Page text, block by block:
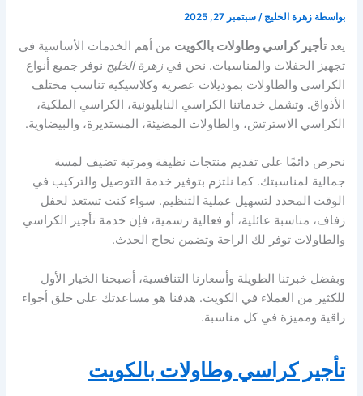
بواسطة زهرة الخليج/سبتمبر 27, 2025
يعدتأجير كراسي وطاولات بالكويت من أهم الخدمات الأساسية في
تجهيز الحفلات والمناسبات. نحن فيزهرة الخليج نوفر جميع أنواع
الكراسي والطاولات بموديلات عصرية وكلاسيكية تناسب مختلف
الأذواق. وتشمل خدماتنا الكراسي النابليونية، الكراسي الملكية،
الكراسي الاسترتش، والطاولات المضيئة، المستديرة، والبيضاوية.
نحرص دائمًا على تقديم منتجات نظيفة ومرتبة تضيف لمسة
جمالية لمناسبتك. كما نلتزم بتوفير خدمة التوصيل والتركيب في
الوقت المحدد لتسهيل عملية التنظيم. سواء كنت تستعد لحفل
زفاف، مناسبة عائلية، أو فعالية رسمية، فإن خدمة تأجير الكراسي
والطاولات توفر لك الراحة وتضمن نجاح الحدث.
وبفضل خبرتنا الطويلة وأسعارنا التنافسية، أصبحنا الخيار الأول
للكثير من العملاء في الكويت. هدفنا هو مساعدتك على خلق أجواء
راقية ومميزة في كل مناسبة.
تأجير كراسي وطاولات بالكويت